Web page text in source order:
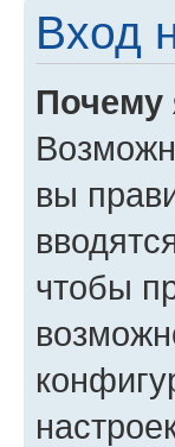
Вход
Почему
вы
чтобы